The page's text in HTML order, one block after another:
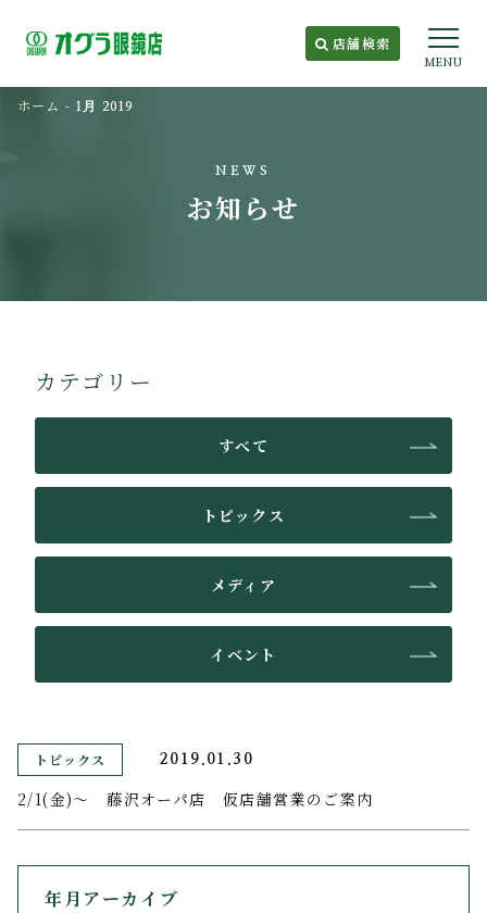
MENU
店舗検索
NEWS
お知らせ
ホーム - 1月 2019
カテゴリー
すべて
トピックス
メディア
イベント
トピックス 2019.01.30
2/1(金)〜 藤沢オーパ店 仮店舗営業のご案内
年月アーカイブ